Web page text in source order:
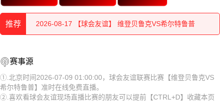
推荐
2026-08-17 【球会友谊】 维登贝鲁克VS希尔特鲁普
2026-08-17 【球会友谊】 维登贝鲁克VS希尔特鲁普
2026-08-17 【球会友谊】 维登贝鲁克VS希尔特鲁普
2026-08-17 【球会友谊】 维登贝鲁克VS希尔特鲁普
赛事源
①.北京时间2026-07-09 01:00:00，球会友谊联赛比赛【维登贝鲁克VS
希尔特鲁普】准时在线免费直播。
②.喜欢看球会友谊现场直播比赛的朋友可以提前【CTRL+D】收藏本页